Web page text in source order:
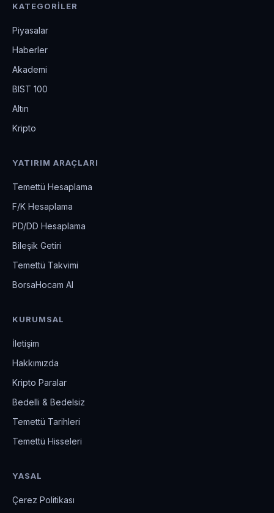
KATEGORILER
Piyasalar
Haberler
Akademi
BIST 100
Altın
Kripto
YATIRIM ARAÇLARI
Temettü Hesaplama
F/K Hesaplama
PD/DD Hesaplama
Bileşik Getiri
Temettü Takvimi
BorsaHocam AI
KURUMSAL
İletişim
Hakkımızda
Kripto Paralar
Bedelli & Bedelsiz
Temettü Tarihleri
Temettü Hisseleri
YASAL
Çerez Politikası